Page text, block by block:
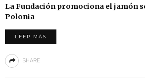
La Fundación promociona el jamón
Polonia
LEER MÁS
SHARE